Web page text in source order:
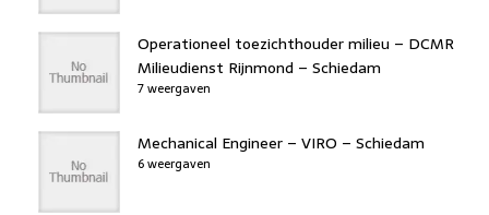
Operationeel toezichthouder milieu – DCMR
Milieudienst Rijnmond – Schiedam
7 weergaven
Mechanical Engineer – VIRO – Schiedam
6 weergaven